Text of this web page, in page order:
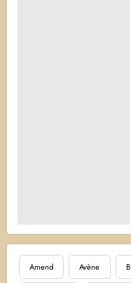
Amend Avène